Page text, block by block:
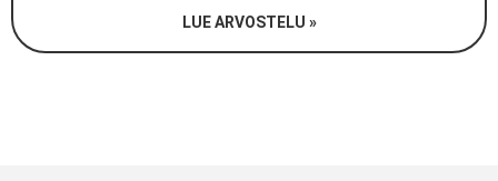
LUE ARVOSTELU »